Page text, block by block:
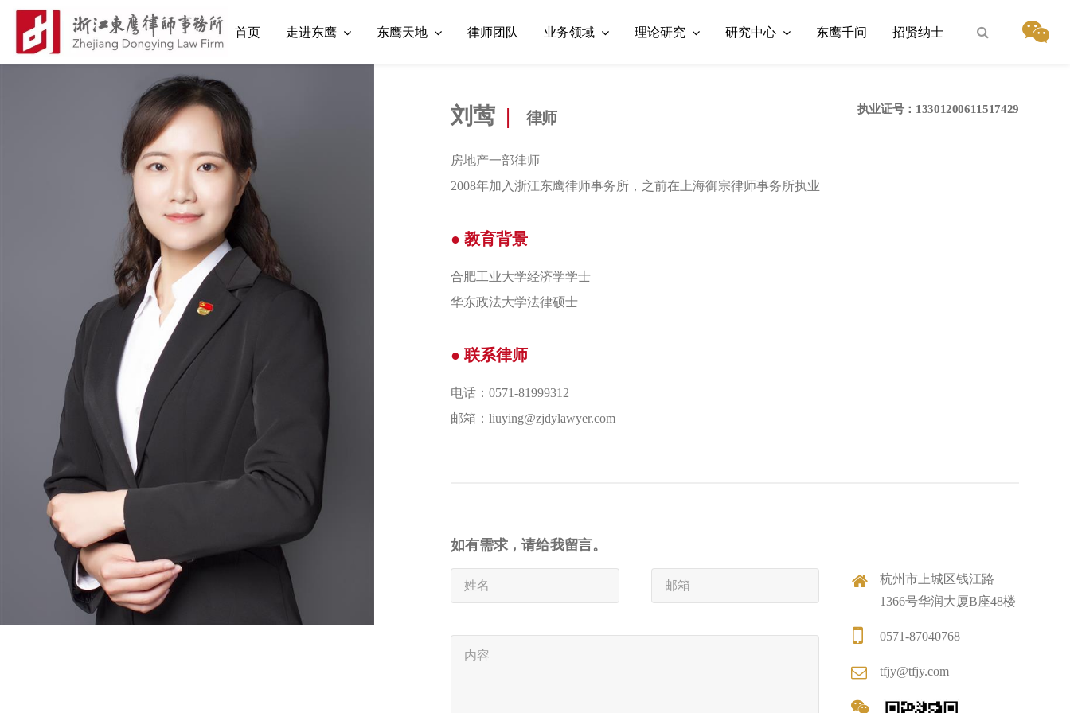
首页 走进东鹰 东鹰天地 律师团队 业务领域 理论研究 研究中心 东鹰千问 招贤纳士
刘莺 | 律师 执业证号：13301200611517429
房地产一部律师
2008年加入浙江东鹰律师事务所，之前在上海御宗律师事务所执业
● 教育背景
合肥工业大学经济学学士
华东政法大学法律硕士
● 联系律师
电话：0571-81999312
邮箱：liuying@zjdylawyer.com
如有需求，请给我留言。
杭州市上城区钱江路
1366号华润大厦B座48楼
0571-87040768
tfjy@tfjy.com